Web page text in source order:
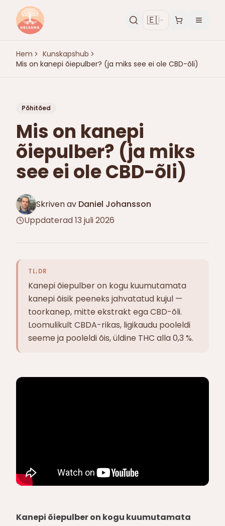
🇪🇪
Hem
Kunskapshub
Mis on kanepi õiepulber? (ja miks see ei ole CBD-õli)
Põhitõed
Mis on kanepi
õiepulber? (ja miks
see ei ole CBD-õli)
Skriven av Daniel Johansson
Uppdaterad13 juli 2026
TL;DR
Kanepi õiepulber on kogu kuumutamata
kanepi õisik peeneks jahvatatud kujul —
toorkanep, mitte ekstrakt ega CBD-õli.
Loomulikult CBDA-rikas, ligikaudu pooleldi
seeme ja pooleldi õis, üldine THC alla 0,3 %.
Kanepi õiepulber on kogu kuumutamata